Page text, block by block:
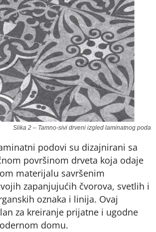
Slika 2 – Tamno-sivi drveni izgled laminatnog poda
podovi su dizajnirani sa
površinom drveta koja odaje
materijalu savršenim
zapanjujućih čvorova, svetlih i
oznaka i linija. Ovaj
za kreiranje prijatne i ugodne
domu.